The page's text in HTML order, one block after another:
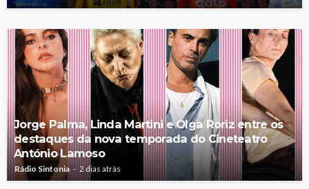
Jorge Palma, Linda Martini e Olga Roriz entre os
destaques da nova temporada do Cineteatro
António Lamoso
Rádio Sintonia 2 dias atrás